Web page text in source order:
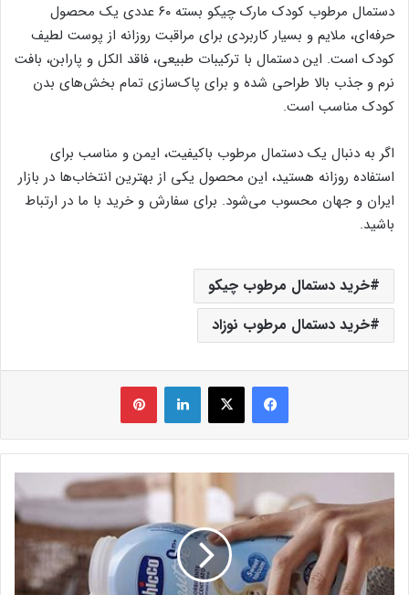
دستمال مرطوب کودک مارک چیکو بسته ۶۰ عددی یک محصول
حرفه‌ای، ملایم و بسیار کاربردی برای مراقبت روزانه از پوست لطیف
کودک است. این دستمال با ترکیبات طبیعی، فاقد الکل و پارابن، بافت
نرم و جذب بالا طراحی شده و برای پاک‌سازی تمام بخش‌های بدن
کودک مناسب است.
اگر به دنبال یک دستمال مرطوب باکیفیت، ایمن و مناسب برای
استفاده روزانه هستید، این محصول یکی از بهترین انتخاب‌ها در بازار
ایران و جهان محسوب می‌شود. برای سفارش و خرید با ما در ارتباط
باشید.
خرید دستمال مرطوب چیکو
خرید دستمال مرطوب نوزاد
فیس بوک X لینکدین ‫پین‌ترست